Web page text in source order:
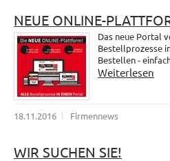
NEUE ONLINE-
Das neue Portal
Bestellprozesse
Bestellen -
Weiterlesen
18.11.2016 Firmennews
WIR SUCHEN SIE!